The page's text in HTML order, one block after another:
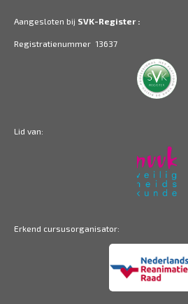
Aangesloten bij SVK-Register :
Registratienummer 13637
Lid van:
Erkend cursusorganisator: